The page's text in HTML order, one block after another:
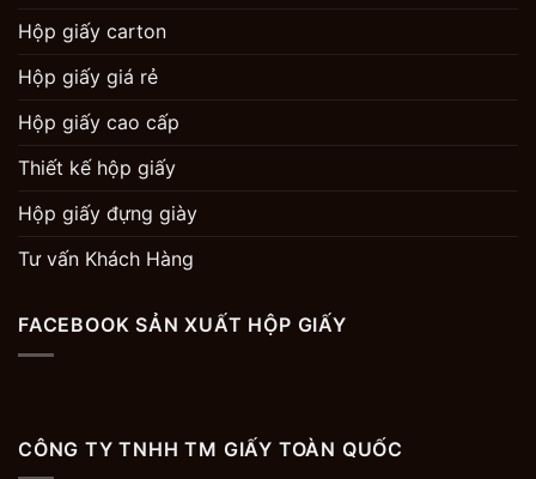
Hộp giấy carton
Hộp giấy giá rẻ
Hộp giấy cao cấp
Thiết kế hộp giấy
Hộp giấy đựng giày
Tư vấn Khách Hàng
FACEBOOK SẢN XUẤT HỘP GIẤY
CÔNG TY TNHH TM GIẤY TOÀN QUỐC